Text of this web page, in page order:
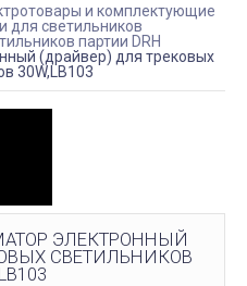
и комплектующие
для светильников
партии DRH
(драйвер) для трековых
30W,LB103
ЭЛЕКТРОННЫЙ
СВЕТИЛЬНИКОВ